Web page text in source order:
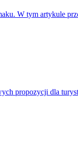
W tym artykule
propozycji dla